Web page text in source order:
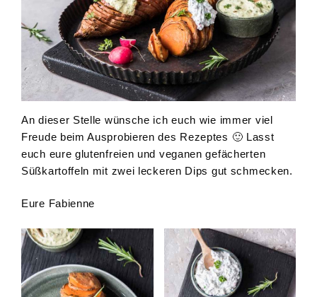
An dieser Stelle wünsche ich euch wie immer viel
Freude beim Ausprobieren des Rezeptes 🙂 Lasst
euch eure glutenfreien und veganen gefächerten
Süßkartoffeln mit zwei leckeren Dips gut schmecken.
Eure Fabienne